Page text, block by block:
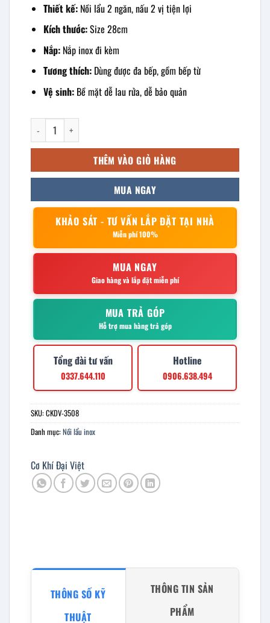
Thiết kế:Nồi lẩu 2 ngăn, nấu 2 vị tiện lợi
Kích thước:Size 28cm
Nắp:Nắp inox đi kèm
Tương thích:Dùng được đa bếp, gồm bếp từ
Vệ sinh:Bề mặt dễ lau rửa, dễ bảo quản
Nồi lẩu 2 ngăn inox 304 số lượng
THÊM VÀO GIỎ HÀNG
MUA NGAY
KHẢO SÁT - TƯ VẤN LẮP ĐẶT TẠI NHÀ
Miễn phí 100%
MUA NGAY
Giao hàng và lắp đặt miễn phí
MUA TRẢ GÓP
Hỗ trợ mua hàng trả góp
Tổng đài tư vấn
0337.644.110
Hotline
0906.638.494
SKU:CKDV-3508
Danh mục:Nồi lẩu inox
Cơ Khí Đại Việt
THÔNG SỐ KỸ
THUẬT
THÔNG TIN SẢN
PHẨM